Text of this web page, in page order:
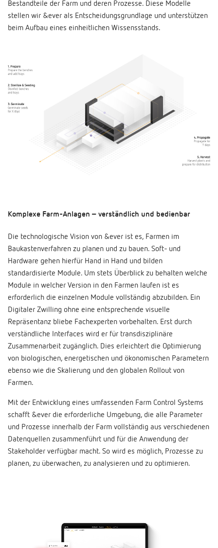
Bestandteile der Farm und deren Prozesse. Diese Modelle
stellen wir &ever als Entscheidungsgrundlage und unterstützen
beim Aufbau eines einheitlichen Wissensstands.
Komplexe Farm-Anlagen – verständlich und bedienbar
Die technologische Vision von &ever ist es, Farmen im
Baukastenverfahren zu planen und zu bauen. Soft- und
Hardware gehen hierfür Hand in Hand und bilden
standardisierte Module. Um stets Überblick zu behalten welche
Module in welcher Version in den Farmen laufen ist es
erforderlich die einzelnen Module vollständig abzubilden. Ein
Digitaler Zwilling ohne eine entsprechende visuelle
Repräsentanz bliebe Fachexperten vorbehalten. Erst durch
verständliche Interfaces wird er für transdisziplinäre
Zusammenarbeit zugänglich. Dies erleichtert die Optimierung
von biologischen, energetischen und ökonomischen Parametern
ebenso wie die Skalierung und den globalen Rollout von
Farmen.
Mit der Entwicklung eines umfassenden Farm Control Systems
schafft &ever die erforderliche Umgebung, die alle Parameter
und Prozesse innerhalb der Farm vollständig aus verschiedenen
Datenquellen zusammenführt und für die Anwendung der
Stakeholder verfügbar macht. So wird es möglich, Prozesse zu
planen, zu überwachen, zu analysieren und zu optimieren.